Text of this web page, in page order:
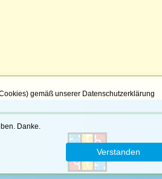
gemäß unserer Datenschutzerklärung
Danke.
Verstanden